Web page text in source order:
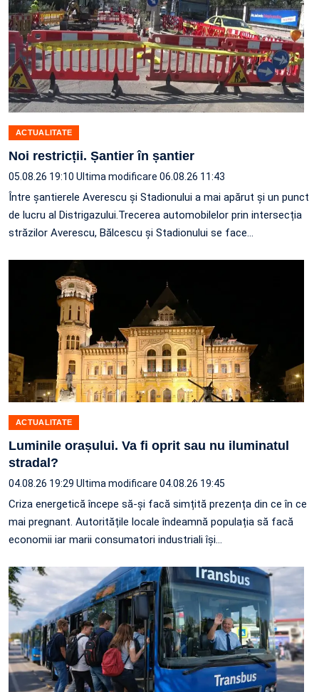
ACTUALITATE
Noi restricții. Șantier în șantier
05.08.26 19:10 Ultima modificare 06.08.26 11:43
Între șantierele Averescu și Stadionului a mai apărut și un punct
de lucru al Distrigazului.Trecerea automobilelor prin intersecția
străzilor Averescu, Bălcescu și Stadionului se face…
ACTUALITATE
Luminile orașului. Va fi oprit sau nu iluminatul
stradal?
04.08.26 19:29 Ultima modificare 04.08.26 19:45
Criza energetică începe să-și facă simțită prezența din ce în ce
mai pregnant. Autoritățile locale îndeamnă populația să facă
economii iar marii consumatori industriali își…